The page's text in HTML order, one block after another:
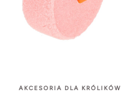
AKCESORIA DLA KRÓLIKÓW